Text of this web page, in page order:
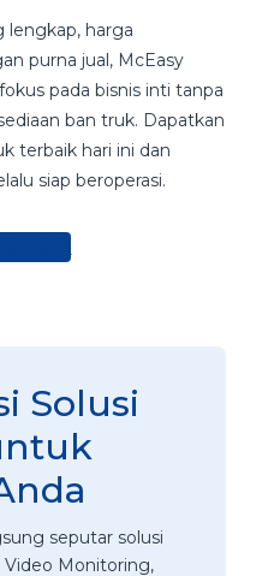
lengkap, harga
purna jual, McEasy
pada bisnis inti tanpa
ban truk. Dapatkan
terbaik hari ini dan
siap beroperasi.
Solusi
seputar solusi
Monitoring,